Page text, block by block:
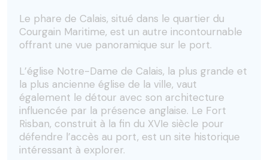
Le phare de Calais, situé dans le quartier du
Courgain Maritime, est un autre incontournable
offrant une vue panoramique sur le port.
L’église Notre-Dame de Calais, la plus grande et
la plus ancienne église de la ville, vaut
également le détour avec son architecture
influencée par la présence anglaise. Le Fort
Risban, construit à la fin du XVIe siècle pour
défendre l’accès au port, est un site historique
intéressant à explorer.